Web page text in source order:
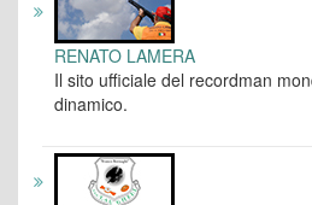
RENATO LAMERA
Il sito ufficiale del recordman
dinamico.